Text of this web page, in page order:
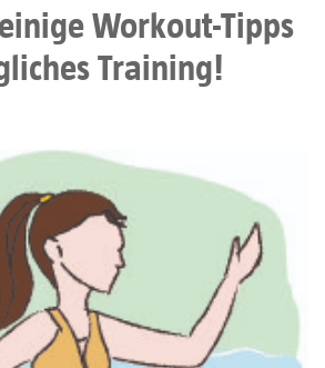
Workout-Tipps
Training!